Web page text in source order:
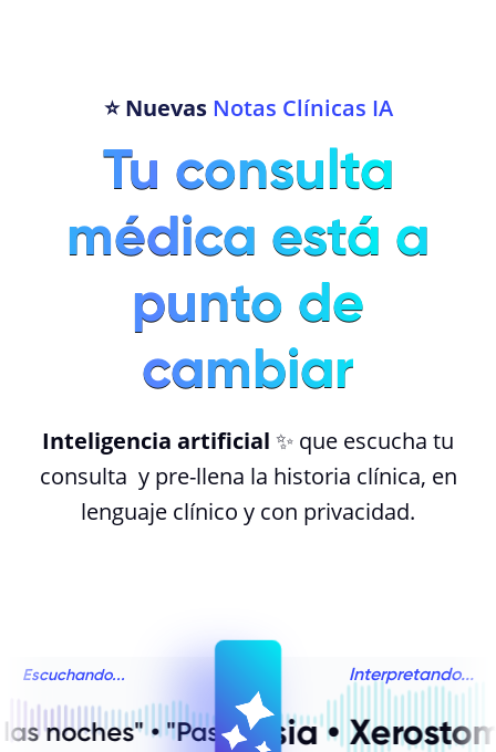
⭐ NuevasNotas Clínicas IA
Tu consulta
médica está a
punto de
cambiar
Inteligencia artificial ✨ que escucha tu
consulta y pre-llena la historia clínica, en
lenguaje clínico y con privacidad.
Escuchando...
" Orino mucho por las noches" • "Paso
Interpretando...
• Xerostomía •Nicturia •